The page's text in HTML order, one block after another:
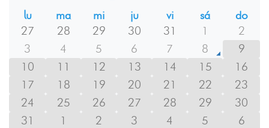
lu
ma mi ju vi sá
do
27
28 29 30 31 1
2
3
4 5 6 7 8
9
10
11 12 13 14 15
16
17
18 19 20 21 22
23
24
25 26 27 28 29
30
31
1 2 3 4 5 6